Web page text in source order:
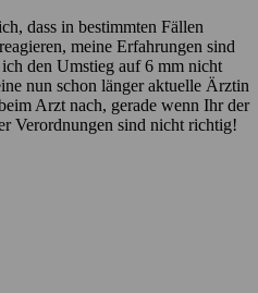
dass in bestimmten Fällen
meine Erfahrungen sind
den Umstieg auf 6 mm nicht
nun schon länger aktuelle Ärztin
Arzt nach, gerade wenn Ihr der
Verordnungen sind nicht richtig!